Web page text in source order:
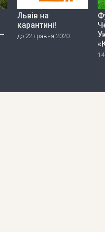
Львів на
карантині!
до 22 травня 2020